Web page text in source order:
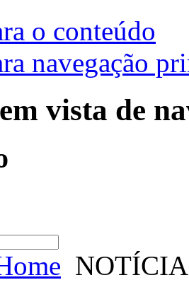
o conteúdo
navegação
vista de